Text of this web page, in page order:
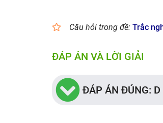
Câu hỏi trong đề: Trắc
ĐÁP ÁN VÀ LỜI GIẢI
ĐÁP ÁN ĐÚNG: D